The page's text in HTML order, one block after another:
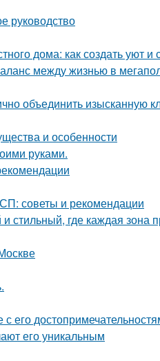
руководство
дома: как создать уют и
между жизнью в
объединить изысканную
и особенности
руками.
советы и рекомендации
стильный, где каждая зона
его
его уникальным